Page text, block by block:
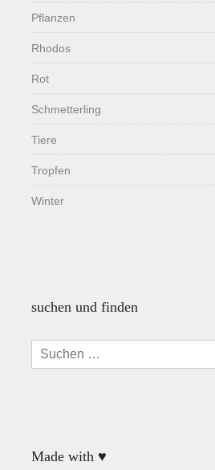
Pflanzen
Rhodos
Rot
Schmetterling
Tiere
Tropfen
Winter
suchen und finden
Made with ♥